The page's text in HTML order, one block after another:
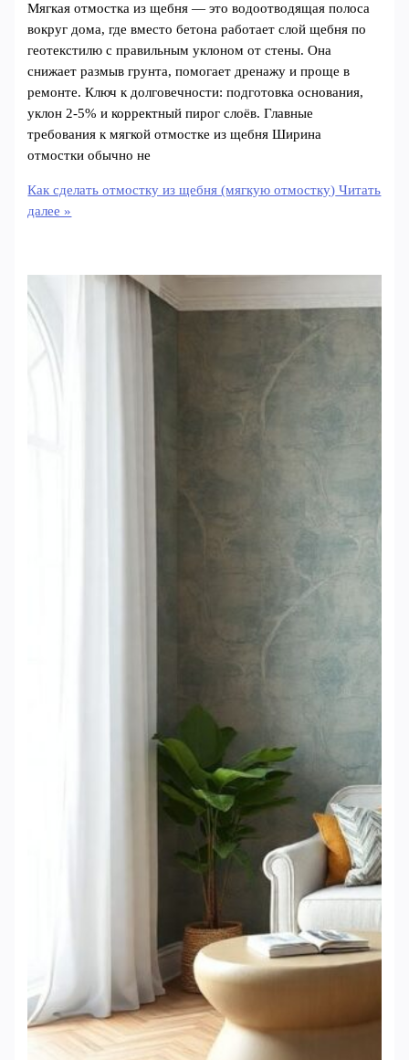
Мягкая отмостка из щебня — это водоотводящая полоса
вокруг дома, где вместо бетона работает слой щебня по
геотекстилю с правильным уклоном от стены. Она
снижает размыв грунта, помогает дренажу и проще в
ремонте. Ключ к долговечности: подготовка основания,
уклон 2-5% и корректный пирог слоёв. Главные
требования к мягкой отмостке из щебня Ширина
отмостки обычно не
Как сделать отмостку из щебня (мягкую отмостку) Читать
далее »